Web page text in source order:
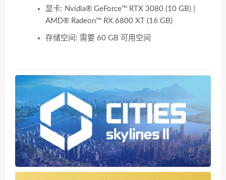
显卡: Nvidia® GeForce™ RTX 3080 (10 GB) |
AMD® Radeon™ RX 6800 XT (16 GB)
存储空间: 需要 60 GB 可用空间